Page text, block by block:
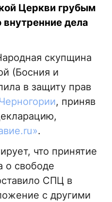
Церкви грубым
дела
скупщина
(Босния и
в защиту прав
Черногории, приняв
.
что принятие
о свободе
СПЦ в
с другими